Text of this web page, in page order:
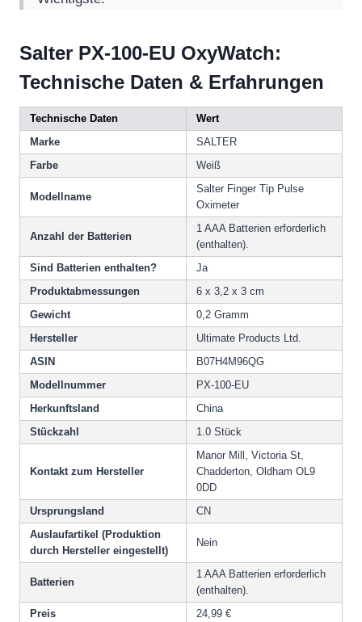
Salter PX-100-EU OxyWatch:
Technische Daten & Erfahrungen
Technische Daten
Wert
Marke
SALTER
Farbe
Weiß
Modellname
Salter Finger Tip Pulse
Oximeter
Anzahl der Batterien
1 AAA Batterien erforderlich
(enthalten).
Sind Batterien enthalten?
Ja
Produktabmessungen
6 x 3,2 x 3 cm
Gewicht
0,2 Gramm
Hersteller
Ultimate Products Ltd.
ASIN
B07H4M96QG
Modellnummer
PX-100-EU
Herkunftsland
China
Stückzahl
1.0 Stück
Kontakt zum Hersteller
Manor Mill, Victoria St,
Chadderton, Oldham OL9
0DD
Ursprungsland
CN
Auslaufartikel (Produktion
durch Hersteller eingestellt)
Nein
Batterien
1 AAA Batterien erforderlich
(enthalten).
Preis
24,99 €